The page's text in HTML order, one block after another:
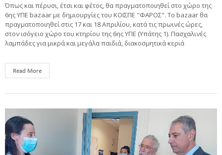
Όπως και πέρυσι, έτσι και φέτος, θα πραγματοποιηθεί στο χώρο της
6ης ΥΠΕ bazaar με δημιουργίες του ΚΟΙΣΠΕ "ΦΑΡΟΣ". Το bazaar θα
πραγματοποιηθεί στις 17 και 18 Απριλίου, κατά τις πρωινές ώρες,
στον ισόγειο χώρο του κτηρίου της 6ης ΥΠΕ (Υπάτης 1). Πασχαλινές
λαμπάδες για μικρά και μεγάλα παιδιά, διακοσμητικά κεριά
Read More